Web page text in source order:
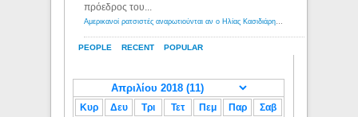
PEOPLE RECENT POPULAR
πρόεδρος του...
Κυρ Δευ Τρι Τετ Πεμ Παρ Σαβ